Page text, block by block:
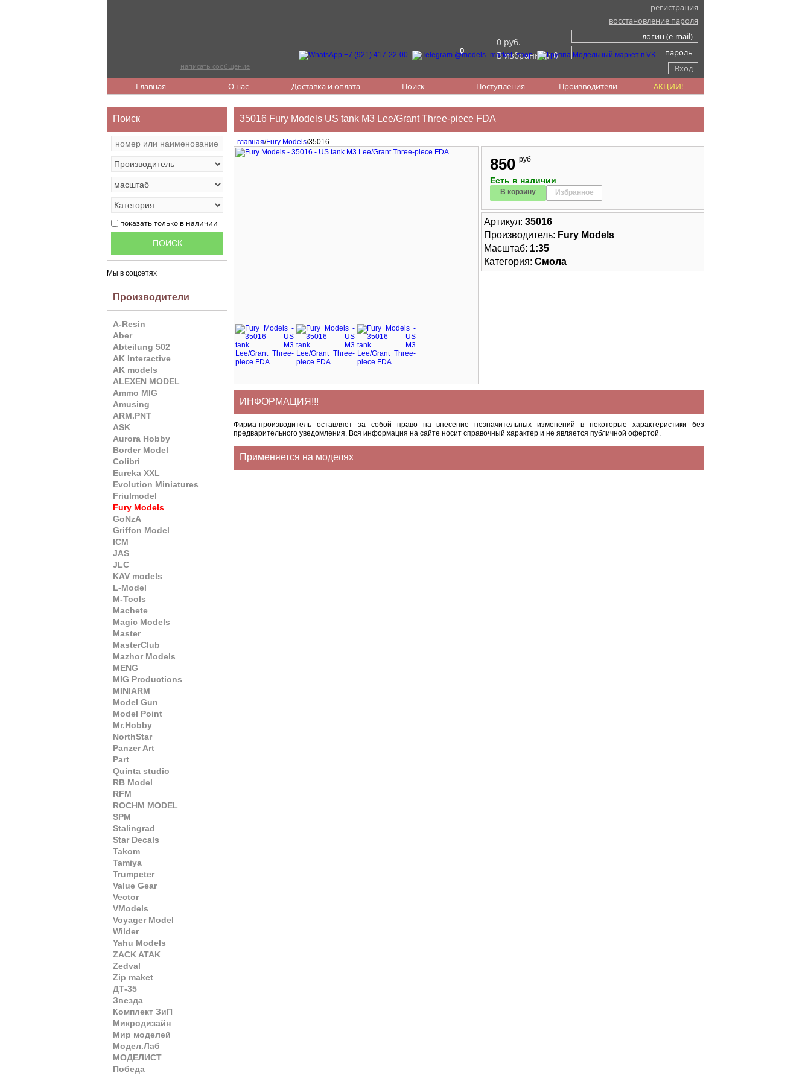
регистрация
восстановление пароля
0
0 руб.
В избранном 0
написать сообщение
Главная О нас Доставка и оплата Поиск Поступления Производители АКЦИИ!
Поиск
показать только в наличии
Мы в соцсетях
Производители
A-Resin
Aber
Abteilung 502
AK Interactive
AK models
ALEXEN MODEL
Ammo MIG
Amusing
ARM.PNT
ASK
Aurora Hobby
Border Model
Colibri
Eureka XXL
Evolution Miniatures
Friulmodel
Fury Models
GoNzA
Griffon Model
ICM
JAS
JLC
KAV models
L-Model
M-Tools
Machete
Magic Models
Master
MasterClub
Mazhor Models
MENG
MIG Productions
MINIARM
Model Gun
Model Point
Mr.Hobby
NorthStar
Panzer Art
Part
Quinta studio
RB Model
RFM
ROCHM MODEL
SPM
Stalingrad
Star Decals
Takom
Tamiya
Trumpeter
Value Gear
Vector
VModels
Voyager Model
Wilder
Yahu Models
ZACK ATAK
Zedval
Zip maket
ДТ-35
Звезда
Комплект ЗиП
Микродизайн
Мир моделей
Модел.Лаб
МОДЕЛИСТ
Победа
35016 Fury Models US tank M3 Lee/Grant Three-piece FDA
главная/Fury Models/35016
850 руб
Есть в наличии
В корзину Избранное
Артикул: 35016
Производитель: Fury Models
Масштаб: 1:35
Категория: Смола
ИНФОРМАЦИЯ!!!
Фирма-производитель оставляет за собой право на внесение незначительных изменений в некоторые характеристики без
предварительного уведомления. Вся информация на сайте носит справочный характер и не является публичной офертой.
Применяется на моделях